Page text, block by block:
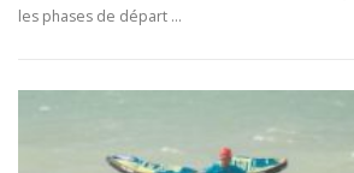
les phases de départ …